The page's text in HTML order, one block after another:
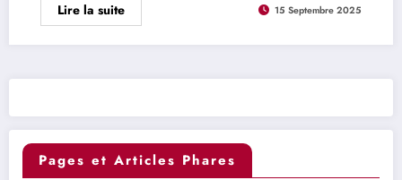
Lire la suite 15 Septembre 2025
Pages et Articles Phares